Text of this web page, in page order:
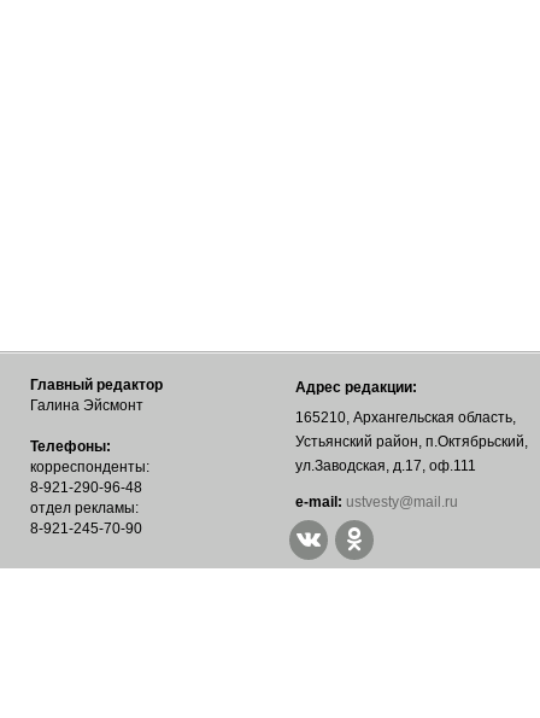
Главный редактор
Галина Эйсмонт
Телефоны:
корреспонденты:
8-921-290-96-48
отдел рекламы:
8-921-245-70-90
Адрес редакции:
165210, Архангельская область,
Устьянский район, п.Октябрьский,
ул.Заводская, д.17, оф.111
е-mail: ustvesty@mail.ru